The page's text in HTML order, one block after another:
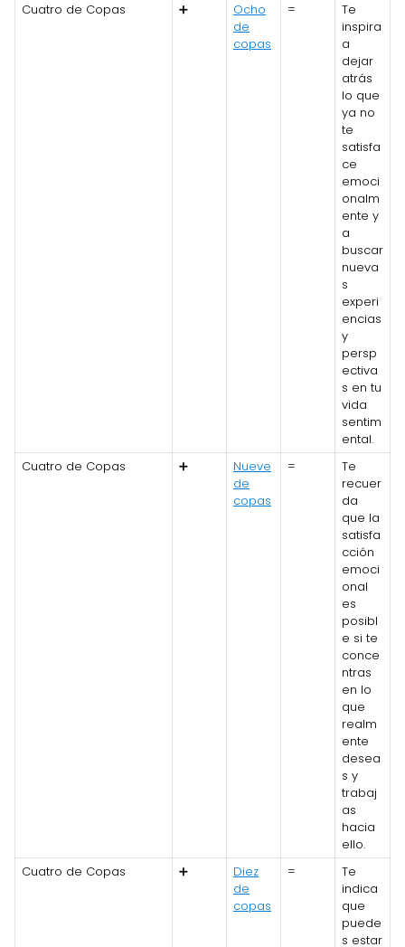
Cuatro de Copas
➕
Ocho
de
copas
=
Te
inspira
a
dejar
atrás
lo que
ya no
te
satisfa
ce
emoci
onalm
ente y
a
buscar
nueva
s
experi
encias
y
persp
ectiva
s en tu
vida
sentim
ental.
Cuatro de Copas
➕
Nueve
de
copas
=
Te
recuer
da
que la
satisfa
cción
emoci
onal
es
posibl
e si te
conce
ntras
en lo
que
realm
ente
desea
s y
trabaj
as
hacia
ello.
Cuatro de Copas
➕
Diez
de
copas
=
Te
indica
que
puede
s estar